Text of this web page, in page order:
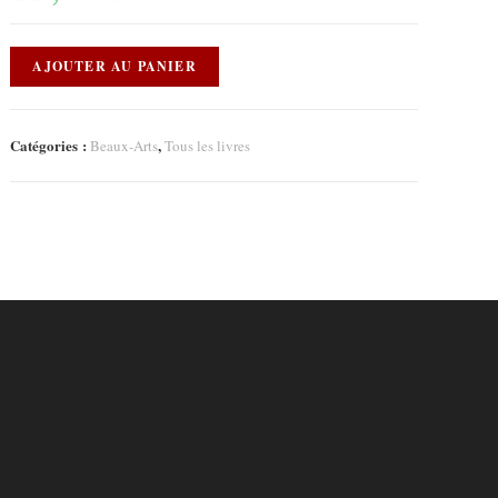
AJOUTER AU PANIER
Catégories : Beaux-Arts,Tous les livres